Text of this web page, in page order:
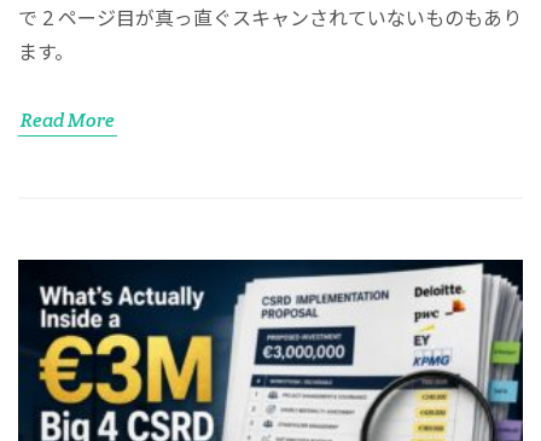
で 2 ページ目が真っ直ぐスキャンされていないものもあり
ます。
Read More